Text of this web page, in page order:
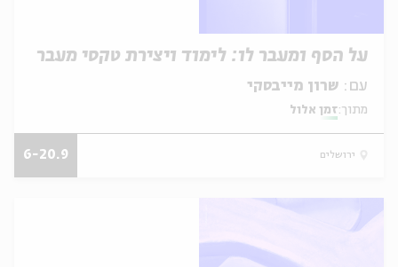
על הסף ומעבר לו: לימוד ויצירת טקסי מעבר
עם:
מתוך:זמן אלול
ירושלים 6-20.9